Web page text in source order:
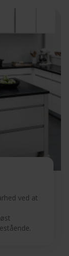
Download
Download
Download
ved at